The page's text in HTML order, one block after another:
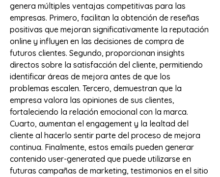
genera múltiples ventajas competitivas para las
empresas. Primero, facilitan la obtención de reseñas
positivas que mejoran significativamente la reputación
online y influyen en las decisiones de compra de
futuros clientes. Segundo, proporcionan insights
directos sobre la satisfacción del cliente, permitiendo
identificar áreas de mejora antes de que los
problemas escalen. Tercero, demuestran que la
empresa valora las opiniones de sus clientes,
fortaleciendo la relación emocional con la marca.
Cuarto, aumentan el engagement y la lealtad del
cliente al hacerlo sentir parte del proceso de mejora
continua. Finalmente, estos emails pueden generar
contenido user-generated que puede utilizarse en
futuras campañas de marketing, testimonios en el sitio